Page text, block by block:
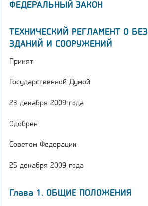
ФЕДЕРАЛЬНЫЙ ЗАКОН
ТЕХНИЧЕСКИЙ РЕГЛАМЕНТ О
ЗДАНИЙ И СООРУЖЕНИЙ
Принят
Государственной Думой
23 декабря 2009 года
Одобрен
Советом Федерации
25 декабря 2009 года
Глава 1. ОБЩИЕ ПОЛОЖЕНИЯ